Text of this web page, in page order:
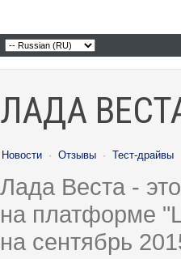
ЛАДА
Новости · Отзывы · Тест-драйвы
Лада Веста -
на платформе
на сентябрь